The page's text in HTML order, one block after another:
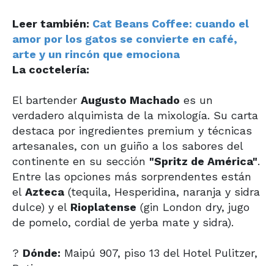
Leer también: Cat Beans Coffee: cuando el
amor por los gatos se convierte en café,
arte y un rincón que emociona
La coctelería:
El bartender Augusto Machado es un
verdadero alquimista de la mixología. Su carta
destaca por ingredientes premium y técnicas
artesanales, con un guiño a los sabores del
continente en su sección "Spritz de América".
Entre las opciones más sorprendentes están
el Azteca (tequila, Hesperidina, naranja y sidra
dulce) y el Rioplatense (gin London dry, jugo
de pomelo, cordial de yerba mate y sidra).
? Dónde: Maipú 907, piso 13 del Hotel Pulitzer,